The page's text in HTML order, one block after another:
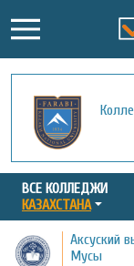
ВСЕ КОЛЛЕДЖИ
КАЗАХСТАНА
Аксуский
Мусы